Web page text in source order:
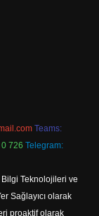
Teams:
726 Telegram:
Teknolojileri ve
Sağlayıcı olarak
proaktif olarak